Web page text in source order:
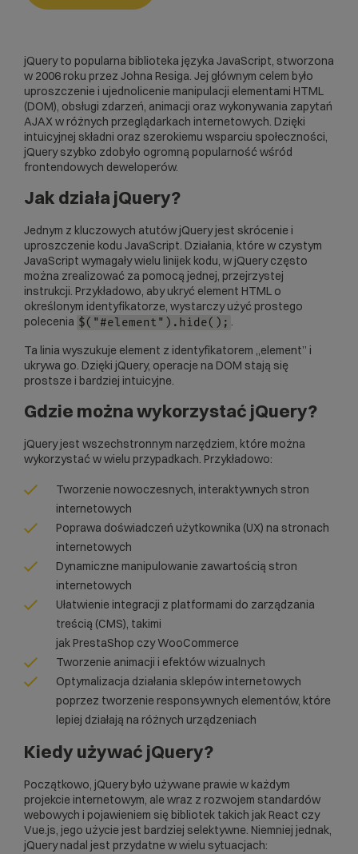
jQuery to popularna biblioteka języka JavaScript, stworzona
w 2006 roku przez Johna Resiga. Jej głównym celem było
uproszczenie i ujednolicenie manipulacji elementami HTML
(DOM), obsługi zdarzeń, animacji oraz wykonywania zapytań
AJAX w różnych przeglądarkach internetowych. Dzięki
intuicyjnej składni oraz szerokiemu wsparciu społeczności,
jQuery szybko zdobyło ogromną popularność wśród
frontendowych deweloperów.
Jak działa jQuery?
Jednym z kluczowych atutów jQuery jest skrócenie i
uproszczenie kodu JavaScript. Działania, które w czystym
JavaScript wymagały wielu linijek kodu, w jQuery często
można zrealizować za pomocą jednej, przejrzystej
instrukcji. Przykładowo, aby ukryć element HTML o
określonym identyfikatorze, wystarczy użyć prostego
polecenia $("#element").hide(); .
Ta linia wyszukuje element z identyfikatorem „element” i
ukrywa go. Dzięki jQuery, operacje na DOM stają się
prostsze i bardziej intuicyjne.
Gdzie można wykorzystać jQuery?
jQuery jest wszechstronnym narzędziem, które można
wykorzystać w wielu przypadkach. Przykładowo:
Tworzenie nowoczesnych, interaktywnych stron
internetowych
Poprawa doświadczeń użytkownika (UX) na stronach
internetowych
Dynamiczne manipulowanie zawartością stron
internetowych
Ułatwienie integracji z platformami do zarządzania
treścią (CMS), takimi
jak PrestaShop czyWooCommerce
Tworzenie animacji i efektów wizualnych
Optymalizacja działania sklepów internetowych
poprzez tworzenie responsywnych elementów, które
lepiej działają na różnych urządzeniach
Kiedy używać jQuery?
Początkowo, jQuery było używane prawie w każdym
projekcie internetowym, ale wraz z rozwojem standardów
webowych i pojawieniem się bibliotek takich jak React czy
Vue.js, jego użycie jest bardziej selektywne. Niemniej jednak,
jQuery nadal jest przydatne w wielu sytuacjach: